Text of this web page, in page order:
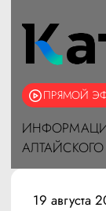
ПРЯМОЙ
АЛТАЙСКОГО
19 августа